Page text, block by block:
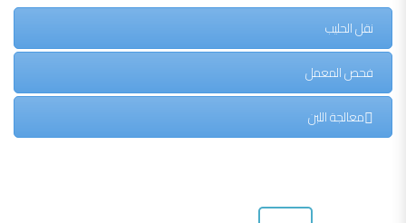
نقل الحليب
فحص المعمل
معالجة اللبن